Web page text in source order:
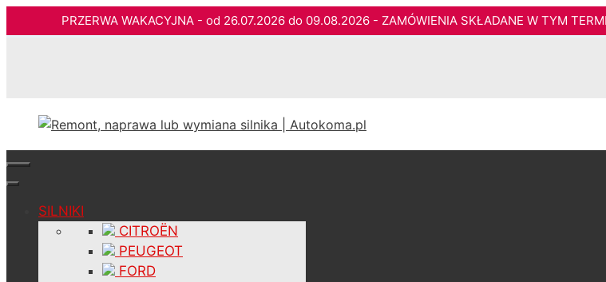
PRZERWA WAKACYJNA - od 26.07.2026 do 09.08.2026 - ZAMÓWIENIA SKŁADANE W TYM
SILNIKI
CITROËN
PEUGEOT
FORD